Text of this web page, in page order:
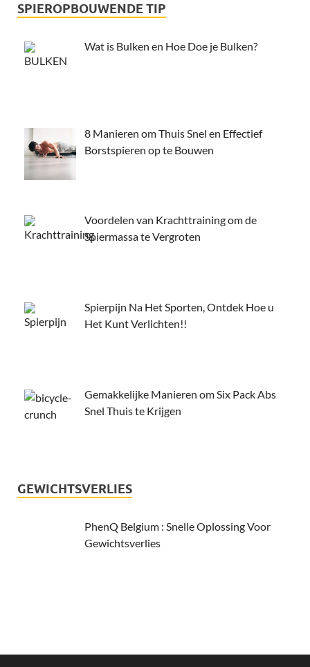
SPIEROPBOUWENDE TIP
Wat is Bulken en Hoe Doe je Bulken?
8 Manieren om Thuis Snel en Effectief
Borstspieren op te Bouwen
Voordelen van Krachttraining om de
Spiermassa te Vergroten
Spierpijn Na Het Sporten, Ontdek Hoe u
Het Kunt Verlichten!!
Gemakkelijke Manieren om Six Pack Abs
Snel Thuis te Krijgen
GEWICHTSVERLIES
PhenQ Belgium : Snelle Oplossing Voor
Gewichtsverlies